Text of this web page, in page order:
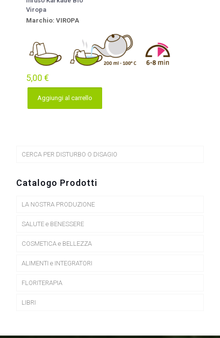
Viropa
Marchio: VIROPA
5,00 €
Aggiungi al carrello
CERCA PER DISTURBO O DISAGIO
Catalogo Prodotti
LA NOSTRA PRODUZIONE
SALUTE e BENESSERE
COSMETICA e BELLEZZA
ALIMENTI e INTEGRATORI
FLORITERAPIA
LIBRI